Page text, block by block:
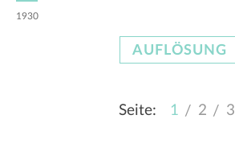
1930
AUFLÖSUNG
1960
AUFLÖSUNG
AUFLÖSUNG
1 2 3